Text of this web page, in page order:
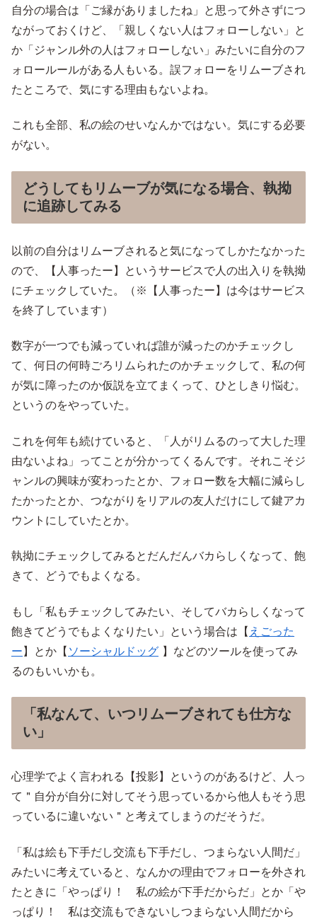
自分の場合は「ご縁がありましたね」と思って外さずにつ
ながっておくけど、「親しくない人はフォローしない」と
か「ジャンル外の人はフォローしない」みたいに自分のフ
ォロールールがある人もいる。誤フォローをリムーブされ
たところで、気にする理由もないよね。
これも全部、私の絵のせいなんかではない。気にする必要
がない。
どうしてもリムーブが気になる場合、執拗
に追跡してみる
以前の自分はリムーブされると気になってしかたなかった
ので、【人事ったー】というサービスで人の出入りを執拗
にチェックしていた。（※【人事ったー】は今はサービス
を終了しています）
数字が一つでも減っていれば誰が減ったのかチェックし
て、何日の何時ごろリムられたのかチェックして、私の何
が気に障ったのか仮説を立てまくって、ひとしきり悩む。
というのをやっていた。
これを何年も続けていると、「人がリムるのって大した理
由ないよね」ってことが分かってくるんです。それこそジ
ャンルの興味が変わったとか、フォロー数を大幅に減らし
たかったとか、つながりをリアルの友人だけにして鍵アカ
ウントにしていたとか。
執拗にチェックしてみるとだんだんバカらしくなって、飽
きて、どうでもよくなる。
もし「私もチェックしてみたい、そしてバカらしくなって
飽きてどうでもよくなりたい」という場合は【 えごった
ー 】とか【 ソーシャルドッグ 】などのツールを使ってみ
るのもいいかも。
「私なんて、いつリムーブされても仕方な
い」
心理学でよく言われる【投影】というのがあるけど、人っ
て＂自分が自分に対してそう思っているから他人もそう思
っているに違いない＂と考えてしまうのだそうだ。
「私は絵も下手だし交流も下手だし、つまらない人間だ」
みたいに考えていると、なんかの理由でフォローを外され
たときに「やっぱり！ 私の絵が下手だからだ」とか「や
っぱり！ 私は交流もできないしつまらない人間だから